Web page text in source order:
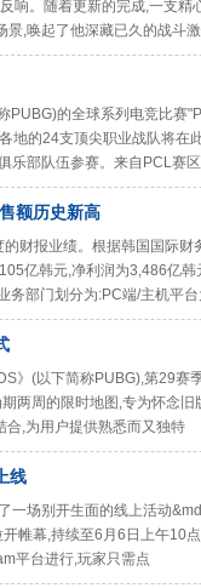
响。随着更新的完成,一支精
景,唤起了他深藏已久的战斗
PUBG)的全球系列电竞比赛
地的24支顶尖职业战队将在
乐部队伍参赛。来自PCL赛
额历史新高
财报业绩。根据韩国国际财
亿韩元,净利润为3,486亿
部门划分为:PC端/主机平台
》(以下简称PUBG),第29赛
周的限时地图,专为怀念旧
合,为用户提供熟悉而又独特
线
一场别开生面的线上活动
帷幕,持续至6月6日上午10
平台进行,玩家只需点